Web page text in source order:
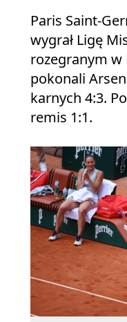
Paris Saint-
wygrał Ligę
rozegranym w
pokonali
karnych 4:3.
remis 1:1.